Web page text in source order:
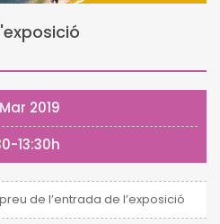
2019
13:30h
de l’entrada de l’exposició